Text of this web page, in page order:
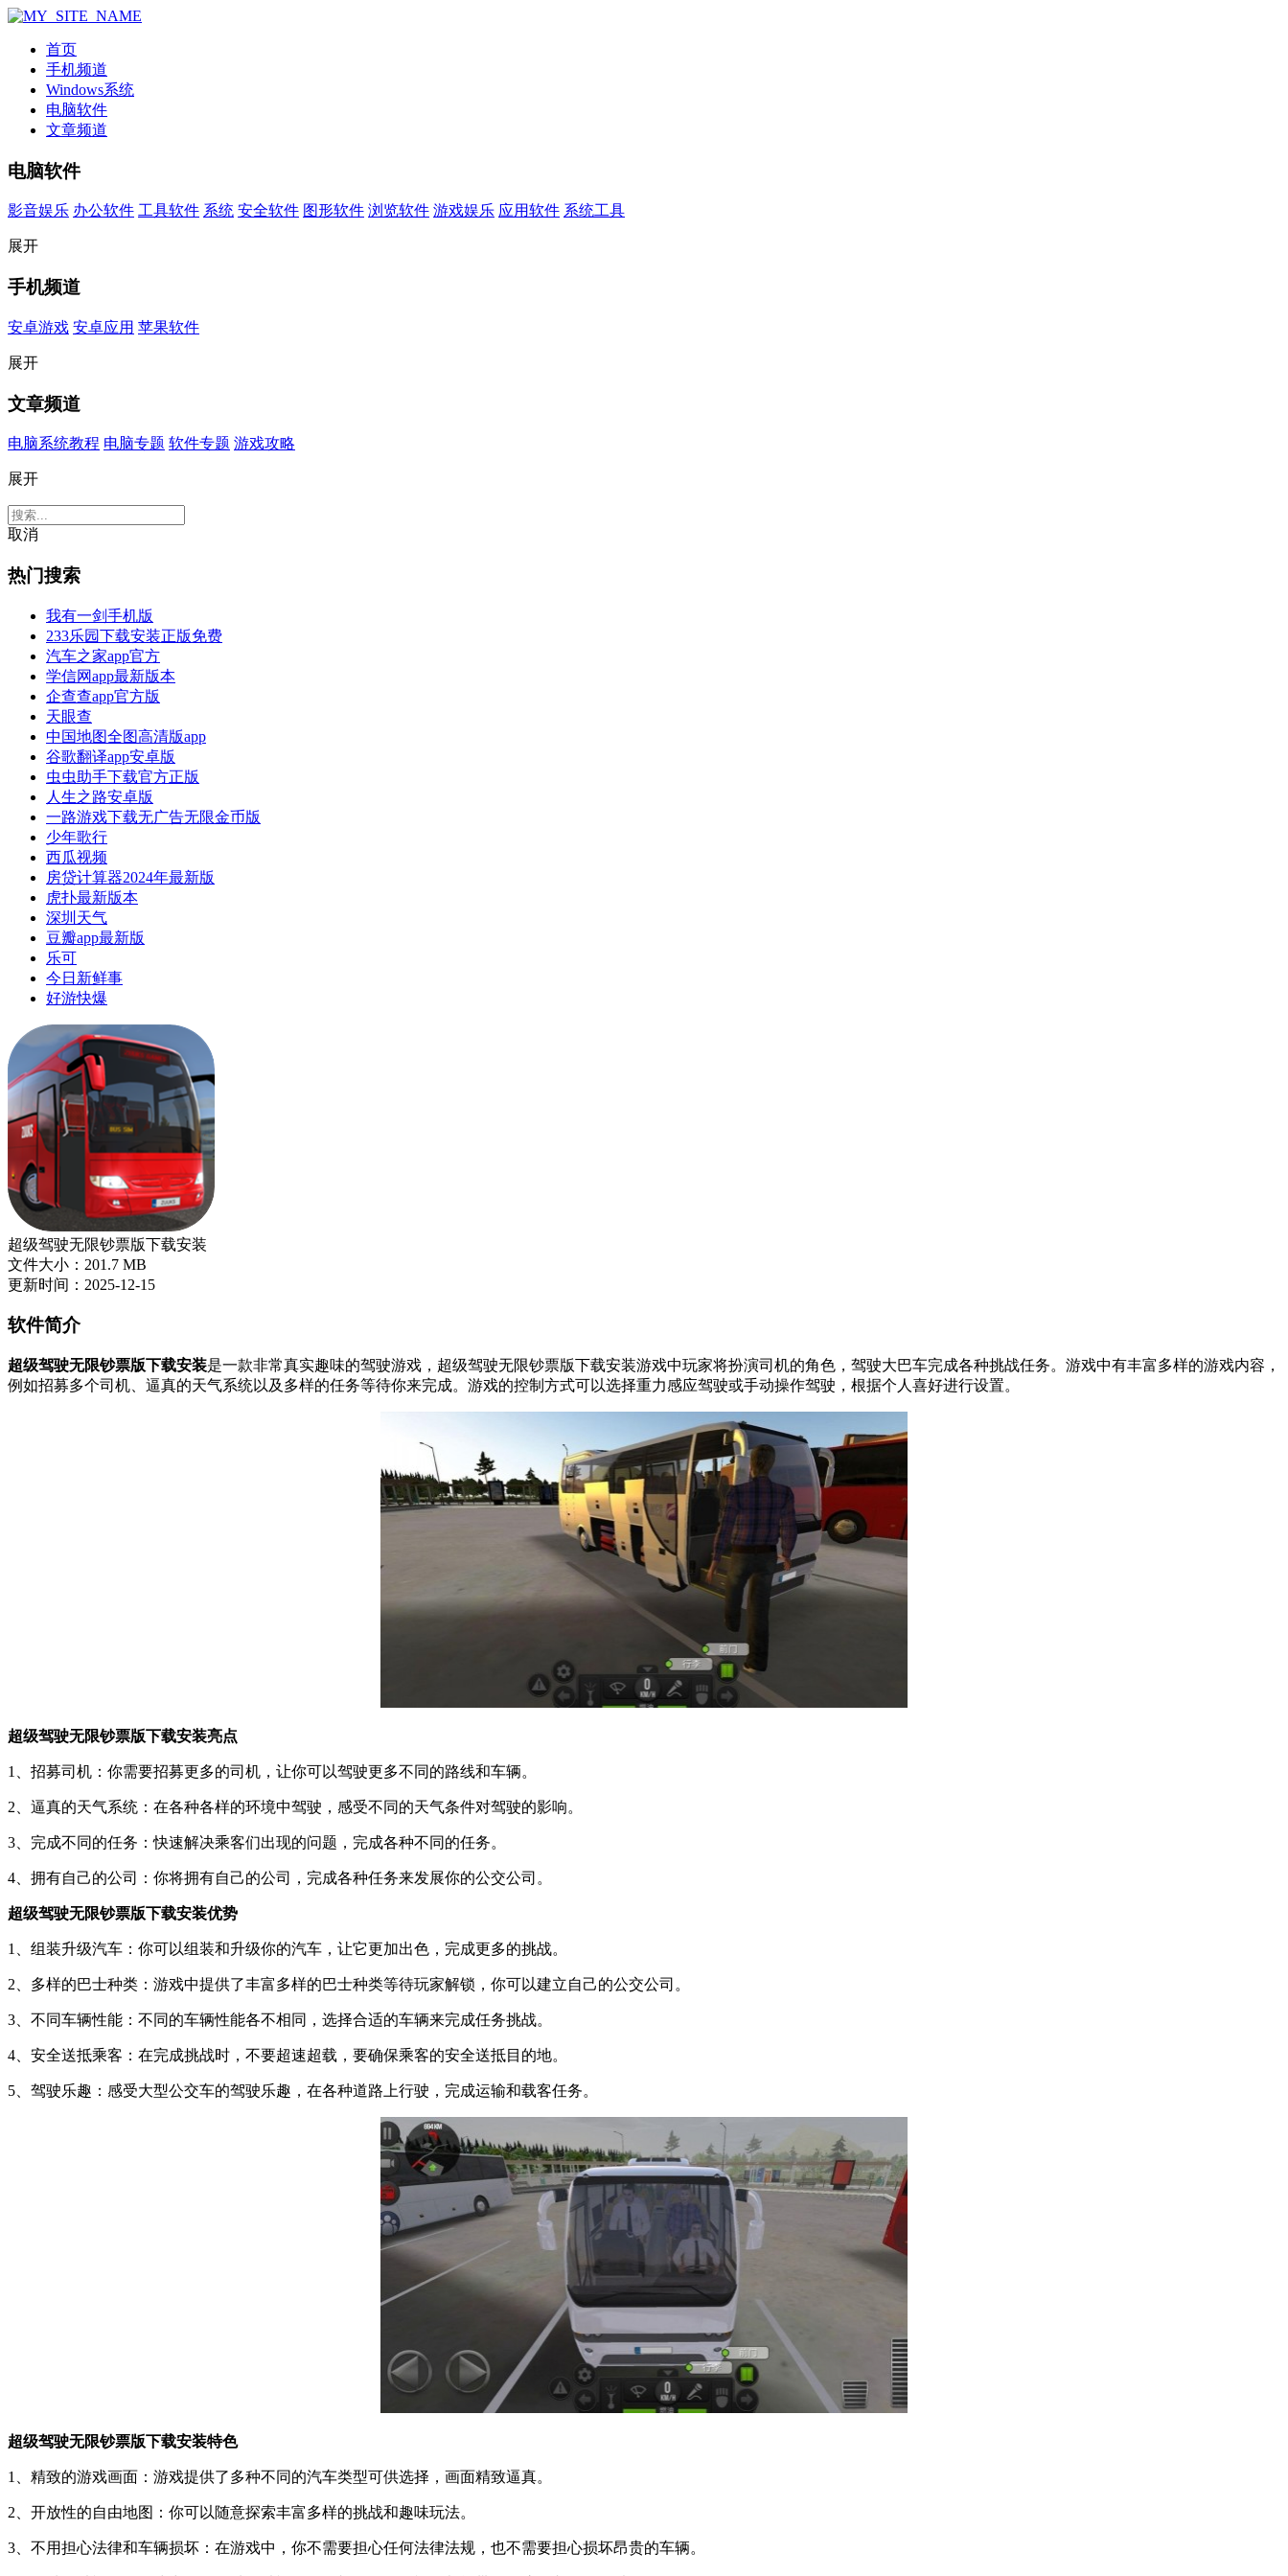
首页
手机频道
Windows系统
电脑软件
文章频道
电脑软件
影音娱乐 办公软件 工具软件 系统 安全软件 图形软件 浏览软件 游戏娱乐 应用软件 系统工具
展开
手机频道
安卓游戏 安卓应用 苹果软件
展开
文章频道
电脑系统教程 电脑专题 软件专题 游戏攻略
展开
取消
热门搜索
我有一剑手机版
233乐园下载安装正版免费
汽车之家app官方
学信网app最新版本
企查查app官方版
天眼查
中国地图全图高清版app
谷歌翻译app安卓版
虫虫助手下载官方正版
人生之路安卓版
一路游戏下载无广告无限金币版
少年歌行
西瓜视频
房贷计算器2024年最新版
虎扑最新版本
深圳天气
豆瓣app最新版
乐可
今日新鲜事
好游快爆
超级驾驶无限钞票版下载安装
文件大小：201.7 MB
更新时间：2025-12-15
软件简介
超级驾驶无限钞票版下载安装是一款非常真实趣味的驾驶游戏，超级驾驶无限钞票版下载安装游戏中玩家将扮演司机的角色，驾驶大巴车完成各种挑战任务。游戏中有丰富多样的游戏内容，
例如招募多个司机、逼真的天气系统以及多样的任务等待你来完成。游戏的控制方式可以选择重力感应驾驶或手动操作驾驶，根据个人喜好进行设置。
超级驾驶无限钞票版下载安装亮点
1、招募司机：你需要招募更多的司机，让你可以驾驶更多不同的路线和车辆。
2、逼真的天气系统：在各种各样的环境中驾驶，感受不同的天气条件对驾驶的影响。
3、完成不同的任务：快速解决乘客们出现的问题，完成各种不同的任务。
4、拥有自己的公司：你将拥有自己的公司，完成各种任务来发展你的公交公司。
超级驾驶无限钞票版下载安装优势
1、组装升级汽车：你可以组装和升级你的汽车，让它更加出色，完成更多的挑战。
2、多样的巴士种类：游戏中提供了丰富多样的巴士种类等待玩家解锁，你可以建立自己的公交公司。
3、不同车辆性能：不同的车辆性能各不相同，选择合适的车辆来完成任务挑战。
4、安全送抵乘客：在完成挑战时，不要超速超载，要确保乘客的安全送抵目的地。
5、驾驶乐趣：感受大型公交车的驾驶乐趣，在各种道路上行驶，完成运输和载客任务。
超级驾驶无限钞票版下载安装特色
1、精致的游戏画面：游戏提供了多种不同的汽车类型可供选择，画面精致逼真。
2、开放性的自由地图：你可以随意探索丰富多样的挑战和趣味玩法。
3、不用担心法律和车辆损坏：在游戏中，你不需要担心任何法律法规，也不需要担心损坏昂贵的车辆。